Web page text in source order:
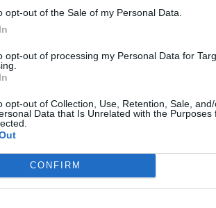
opt-out of the Sale of my Personal Data.
opt-out of processing my Personal Data for
opt-out of Collection, Use, Retention, Sale,
Data that Is Unrelated with the Purposes
CONFIRM
Нищо няма да загубите. Ще
threads/Актуални-проблеми-с-